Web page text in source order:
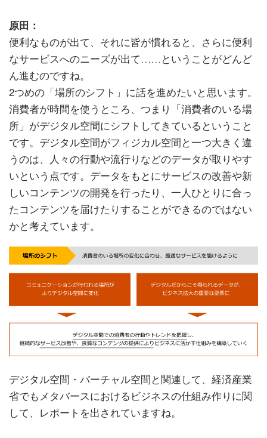
原田：
便利なものが出て、それに皆が慣れると、さらに便利
なサービスへのニーズが出て……ということがどんど
ん進むのですね。
2つめの「場所のシフト」に話を進めたいと思います。
消費者が時間を使うところ、つまり「消費者のいる場
所」がデジタル空間にシフトしてきているということ
です。デジタル空間がフィジカル空間と一つ大きく違
うのは、人々の行動や流行りなどのデータが取りやす
いという点です。データをもとにサービスの改善や新
しいコンテンツの開発を行ったり、一人ひとりに合っ
たコンテンツを届けたりすることができるのではない
かと考えています。
デジタル空間・バーチャル空間と関連して、経済産業
省でもメタバースにおけるビジネスの仕組み作りに関
して、レポートを出されていますね。